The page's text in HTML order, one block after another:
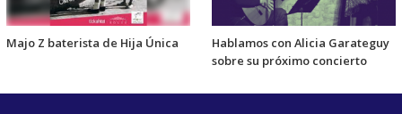
Majo Z baterista de Hija Única
Hablamos con Alicia Garateguy
sobre su próximo concierto